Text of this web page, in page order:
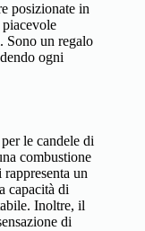
posizionate in
Sono un regalo
ogni
le candele di
combustione
un
capacità di
Inoltre, il
di